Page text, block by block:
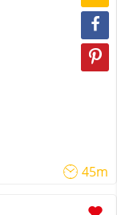
45m